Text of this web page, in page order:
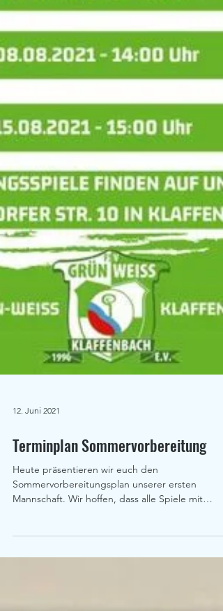
12. Juni 2021
Terminplan Sommervorbereitung
Heute präsentieren wir euch den